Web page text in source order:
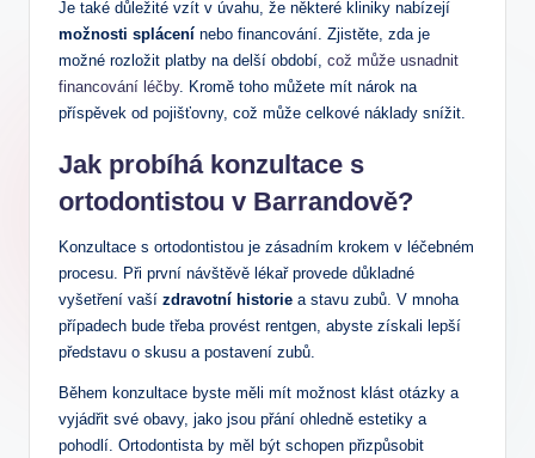
Je také důležité vzít v úvahu, že některé kliniky nabízejí
možnosti splácení nebo financování. Zjistěte, zda je
možné rozložit platby na delší období, což může usnadnit
financování léčby. Kromě toho můžete mít nárok na
příspěvek od pojišťovny, což může celkové náklady snížit.
Jak probíhá konzultace s
ortodontistou v Barrandově?
Konzultace s ortodontistou je zásadním krokem v léčebném
procesu. Při první návštěvě lékař provede důkladné
vyšetření vaší zdravotní historie a stavu zubů. V mnoha
případech bude třeba provést rentgen, abyste získali lepší
představu o skusu a postavení zubů.
Během konzultace byste měli mít možnost klást otázky a
vyjádřit své obavy, jako jsou přání ohledně estetiky a
pohodlí. Ortodontista by měl být schopen přizpůsobit